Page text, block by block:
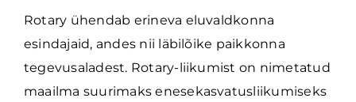
Rotary ühendab erineva eluvaldkonna
esindajaid, andes nii läbilõike paikkonna
tegevusaladest. Rotary-liikumist on nimetatud
maailma suurimaks enesekasvatusliikumiseks